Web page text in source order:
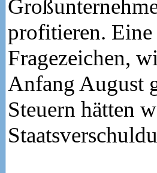
profitieren.
Fragezeichen,
Anfang August
Steuern hätten